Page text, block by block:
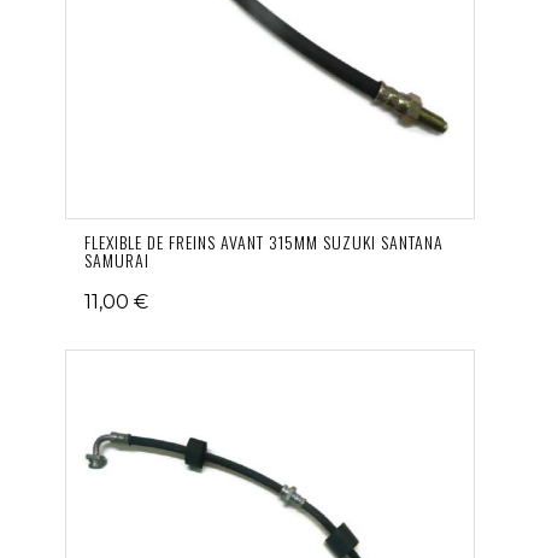
FLEXIBLE DE FREINS AVANT 315MM SUZUKI SANTANA
SAMURAI
11,00 €